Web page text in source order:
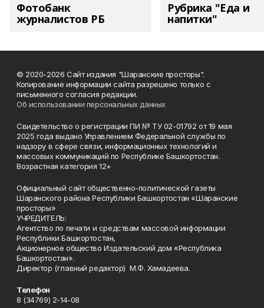
Фотобанк
журналистов РБ
Рубрика "Еда и
напитки"
© 2020-2026 Сайт издания "Шаранские просторы".
Копирование информации сайта разрешено только с
письменного согласия редакции.
Об использовании персональных данных
Свидетельство о регистрации ПИ № ТУ 02-01792 от 19 мая
2025 года выдано Управлением Федеральной службы по
надзору в сфере связи, информационных технологий и
массовых коммуникаций по Республике Башкортостан.
Возрастная категория 12+
Официальный сайт общественно-политической газеты
Шаранского района Республики Башкортостан «Шаранские
просторы»
УЧРЕДИТЕЛЬ:
Агентство по печати и средствам массовой информации
Республики Башкортостан,
Акционерное общество Издательский дом «Республика
Башкортостан».
Директор (главный редактор) М.Ф. Хамадеева.
Телефон
8 (34769) 2-14-08